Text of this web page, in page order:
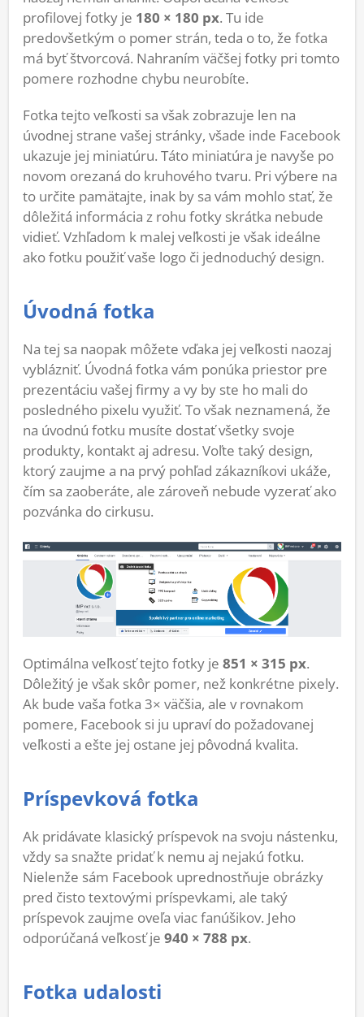
profilovej fotky je 180 × 180 px. Tu ide
predovšetkým o pomer strán, teda o to, že fotka
má byť štvorcová. Nahraním väčšej fotky pri tomto
pomere rozhodne chybu neurobíte.
Fotka tejto veľkosti sa však zobrazuje len na
úvodnej strane vašej stránky, všade inde Facebook
ukazuje jej miniatúru. Táto miniatúra je navyše po
novom orezaná do kruhového tvaru. Pri výbere na
to určite pamätajte, inak by sa vám mohlo stať, že
dôležitá informácia z rohu fotky skrátka nebude
vidieť. Vzhľadom k malej veľkosti je však ideálne
ako fotku použiť vaše logo či jednoduchý design.
Úvodná fotka
Na tej sa naopak môžete vďaka jej veľkosti naozaj
vyblázniť. Úvodná fotka vám ponúka priestor pre
prezentáciu vašej firmy a vy by ste ho mali do
posledného pixelu využiť. To však neznamená, že
na úvodnú fotku musíte dostať všetky svoje
produkty, kontakt aj adresu. Voľte taký design,
ktorý zaujme a na prvý pohľad zákazníkovi ukáže,
čím sa zaoberáte, ale zároveň nebude vyzerať ako
pozvánka do cirkusu.
Optimálna veľkosť tejto fotky je 851 × 315 px.
Dôležitý je však skôr pomer, než konkrétne pixely.
Ak bude vaša fotka 3× väčšia, ale v rovnakom
pomere, Facebook si ju upraví do požadovanej
veľkosti a ešte jej ostane jej pôvodná kvalita.
Príspevková fotka
Ak pridávate klasický príspevok na svoju nástenku,
vždy sa snažte pridať k nemu aj nejakú fotku.
Nielenže sám Facebook uprednostňuje obrázky
pred čisto textovými príspevkami, ale taký
príspevok zaujme oveľa viac fanúšikov. Jeho
odporúčaná veľkosť je 940 × 788 px.
Fotka udalosti